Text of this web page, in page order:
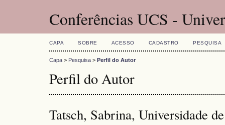
Conferências UCS -
CAPA SOBRE ACESSO CADASTRO PESQUISA
Capa > Pesquisa > Perfil do Autor
Perfil do Autor
Tatsch, Sabrina, Universidade